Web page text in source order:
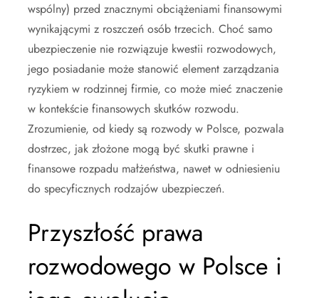
wspólny) przed znacznymi obciążeniami finansowymi
wynikającymi z roszczeń osób trzecich. Choć samo
ubezpieczenie nie rozwiązuje kwestii rozwodowych,
jego posiadanie może stanowić element zarządzania
ryzykiem w rodzinnej firmie, co może mieć znaczenie
w kontekście finansowych skutków rozwodu.
Zrozumienie, od kiedy są rozwody w Polsce, pozwala
dostrzec, jak złożone mogą być skutki prawne i
finansowe rozpadu małżeństwa, nawet w odniesieniu
do specyficznych rodzajów ubezpieczeń.
Przyszłość prawa
rozwodowego w Polsce i